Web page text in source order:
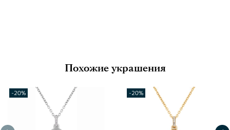
Похожие украшения
-20% -20%